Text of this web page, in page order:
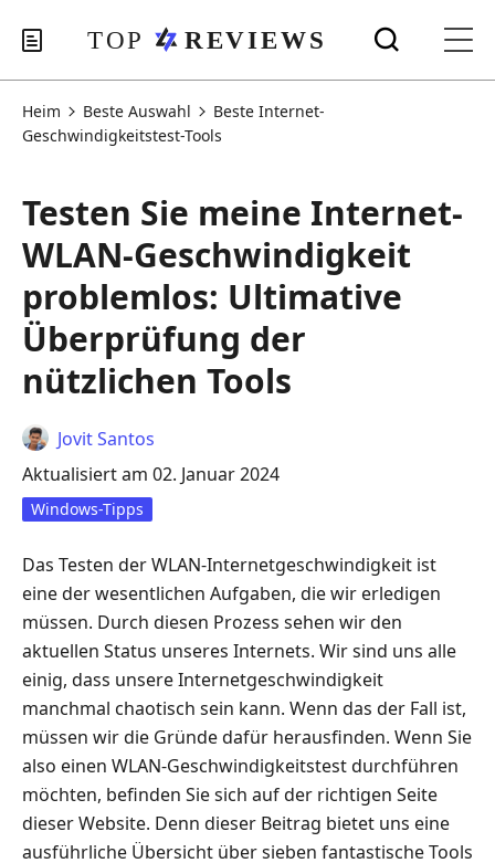
Heim Beste Auswahl
Beste Internet-
Geschwindigkeitstest-Tools
Testen Sie meine Internet-
WLAN-Geschwindigkeit
problemlos: Ultimative
Überprüfung der
nützlichen Tools
Jovit Santos
Aktualisiert am 02. Januar 2024
Windows-Tipps
Das Testen der WLAN-Internetgeschwindigkeit ist
eine der wesentlichen Aufgaben, die wir erledigen
müssen. Durch diesen Prozess sehen wir den
aktuellen Status unseres Internets. Wir sind uns alle
einig, dass unsere Internetgeschwindigkeit
manchmal chaotisch sein kann. Wenn das der Fall ist,
müssen wir die Gründe dafür herausfinden. Wenn Sie
also einen WLAN-Geschwindigkeitstest durchführen
möchten, befinden Sie sich auf der richtigen Seite
dieser Website. Denn dieser Beitrag bietet uns eine
ausführliche Übersicht über sieben fantastische Tools